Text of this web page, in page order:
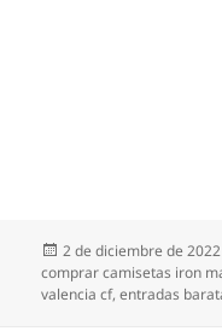
Publicado
el
2 de diciembre de 2022
comprar camisetas iron
valencia cf,entradas